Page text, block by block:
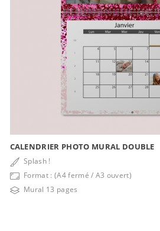
CALENDRIER PHOTO MURAL DOUBLE
Splash !
Format : (A4 fermé / A3 ouvert)
Mural 13 pages